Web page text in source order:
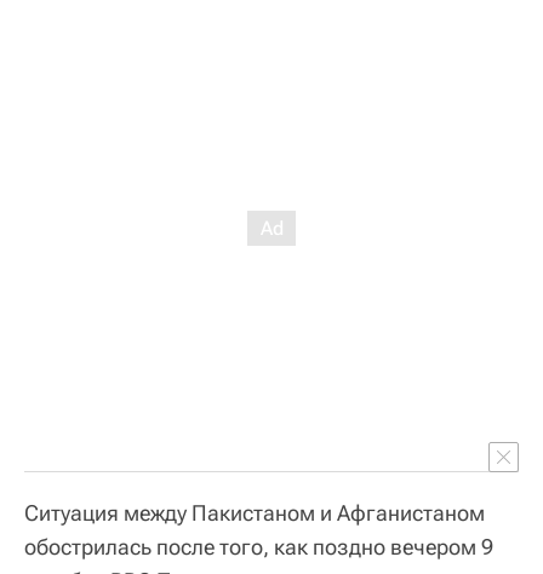
Ситуация между Пакистаном и Афганистаном
обострилась после того, как поздно вечером 9